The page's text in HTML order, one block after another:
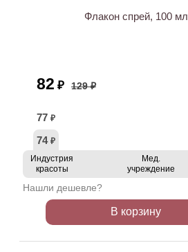
Флакон спрей, 100 мл
82 ₽ 129 ₽
77 ₽
74 ₽
Индустрия
красоты
Мед.
учреждение
Нашли дешевле?
В корзину